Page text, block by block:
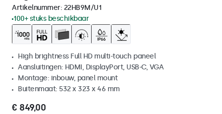
Artikelnummer: 22HB9M/U1
100+ stuks beschikbaar
High brightness Full HD multi-touch paneel
Aansluitingen: HDMI, DisplayPort, USB-C, VGA
Montage: inbouw, panel mount
Buitenmaat: 532 x 323 x 46 mm
€ 849,00